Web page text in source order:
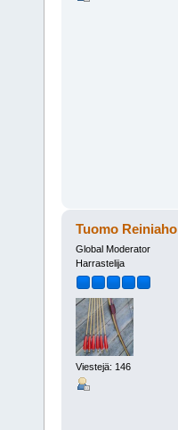
Tuomo Reiniaho
Global Moderator
Harrastelija
Viestejä: 146